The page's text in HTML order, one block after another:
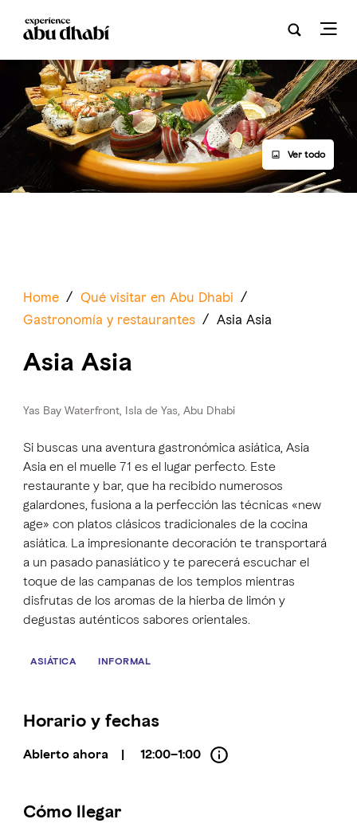
Ver todo
Home / Qué visitar en Abu Dhabi /
Gastronomía y restaurantes / Asia Asia
Asia Asia
Yas Bay Waterfront, Isla de Yas, Abu Dhabi
Si buscas una aventura gastronómica asiática, Asia
Asia en el muelle 71 es el lugar perfecto. Este
restaurante y bar, que ha recibido numerosos
galardones, fusiona a la perfección las técnicas «new
age» con platos clásicos tradicionales de la cocina
asiática. La impresionante decoración te transportará
a un pasado panasiático y te parecerá escuchar el
toque de las campanas de los templos mientras
disfrutas de los aromas de la hierba de limón y
degustas auténticos sabores orientales.
ASIÁTICA INFORMAL
Horario y fechas
Abierto ahora | 12:00–1:00
Cómo llegar